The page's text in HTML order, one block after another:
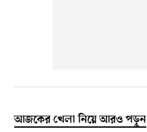
আজকের খেলা নিয়ে আরও পড়ুন